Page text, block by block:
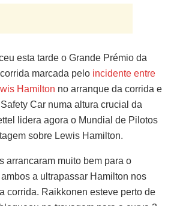
esta tarde o Grande Prémio da
marcada pelo incidente entre
Hamilton no arranque da corrida e
Car numa altura crucial da
lidera agora o Mundial de Pilotos
sobre Lewis Hamilton.
arrancaram muito bem para o
a ultrapassar Hamilton nos
corrida. Raikkonen esteve perto de